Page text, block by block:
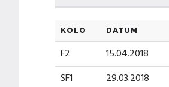
KOLO DATUM
F2 15.04.2018
SF1
29.03.2018